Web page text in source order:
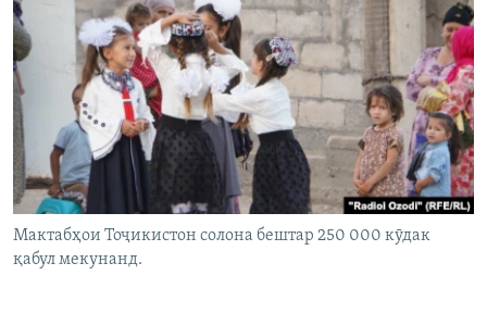
ГУЗОРИШҲОИ РАДИОӢ
Русский
ПАЙГИРӢ КУНЕД
Ҳамаи сомонаҳои RFE/RL
Мактабҳои Тоҷикистон солона бештар 250 000 кӯдак
қабул мекунанд.